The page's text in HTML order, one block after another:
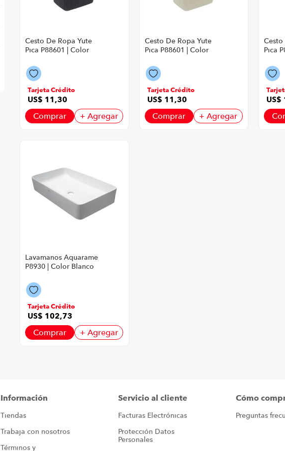
Cesto De Ropa Yute
Pica P88601 | Color
Tarjeta Crédito
US$ 11 ,30
Comprar + Agregar
Cesto De Ropa Yute
Pica P88601 | Color
Tarjeta Crédito
US$ 11 ,30
Comprar + Agregar
Cesto
Pica
US$
Lavamanos Aquarame
P8930 | Color Blanco
Tarjeta Crédito
US$ 102,73
Comprar + Agregar
Información
Tiendas
Trabaja con nosotros
Términos y
Servicio al cliente
Facturas Electrónicas
Protección Datos
Personales
Cómo
Preguntas